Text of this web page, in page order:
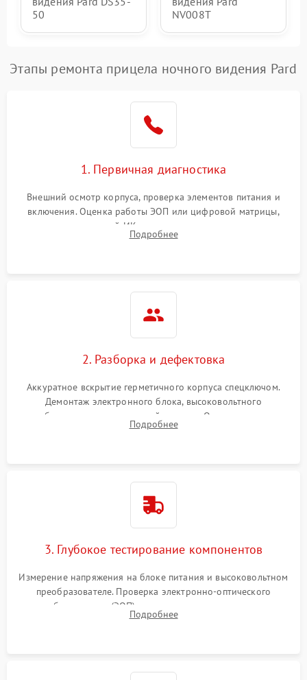
50
NV008T
Этапы ремонта прицела ночного видения Pard
1. Первичная диагностика
Внешний осмотр корпуса, проверка элементов питания и
включения. Оценка работы ЭОП или цифровой матрицы,
проверка встроенной ИК-подсветки и механизма выверки
прицельной сетки. Выявление видимых дефектов оптики и
Подробнее
2. Разборка и дефектовка
Аккуратное вскрытие герметичного корпуса спецключом.
Демонтаж электронного блока, высоковольтного
преобразователя и оптической системы. Осмотр контактов
на окисление и проверка целостности уплотнительных
Подробнее
3. Глубокое тестирование компонентов
Измерение напряжения на блоке питания и высоковольтном
преобразователе. Проверка электронно-оптического
преобразователя (ЭОП) на стенде на предмет эмиссии,
шумов и засветок. Диагностика микросхем цифровых
Подробнее